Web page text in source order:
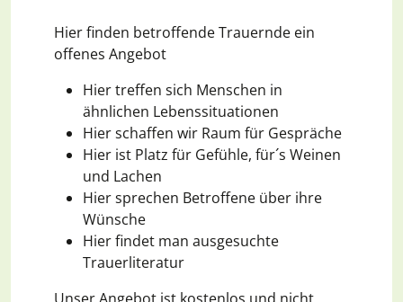
Hier finden betroffende Trauernde ein
offenes Angebot
Hier treffen sich Menschen in
ähnlichen Lebenssituationen
Hier schaffen wir Raum für Gespräche
Hier ist Platz für Gefühle, für´s Weinen
und Lachen
Hier sprechen Betroffene über ihre
Wünsche
Hier findet man ausgesuchte
Trauerliteratur